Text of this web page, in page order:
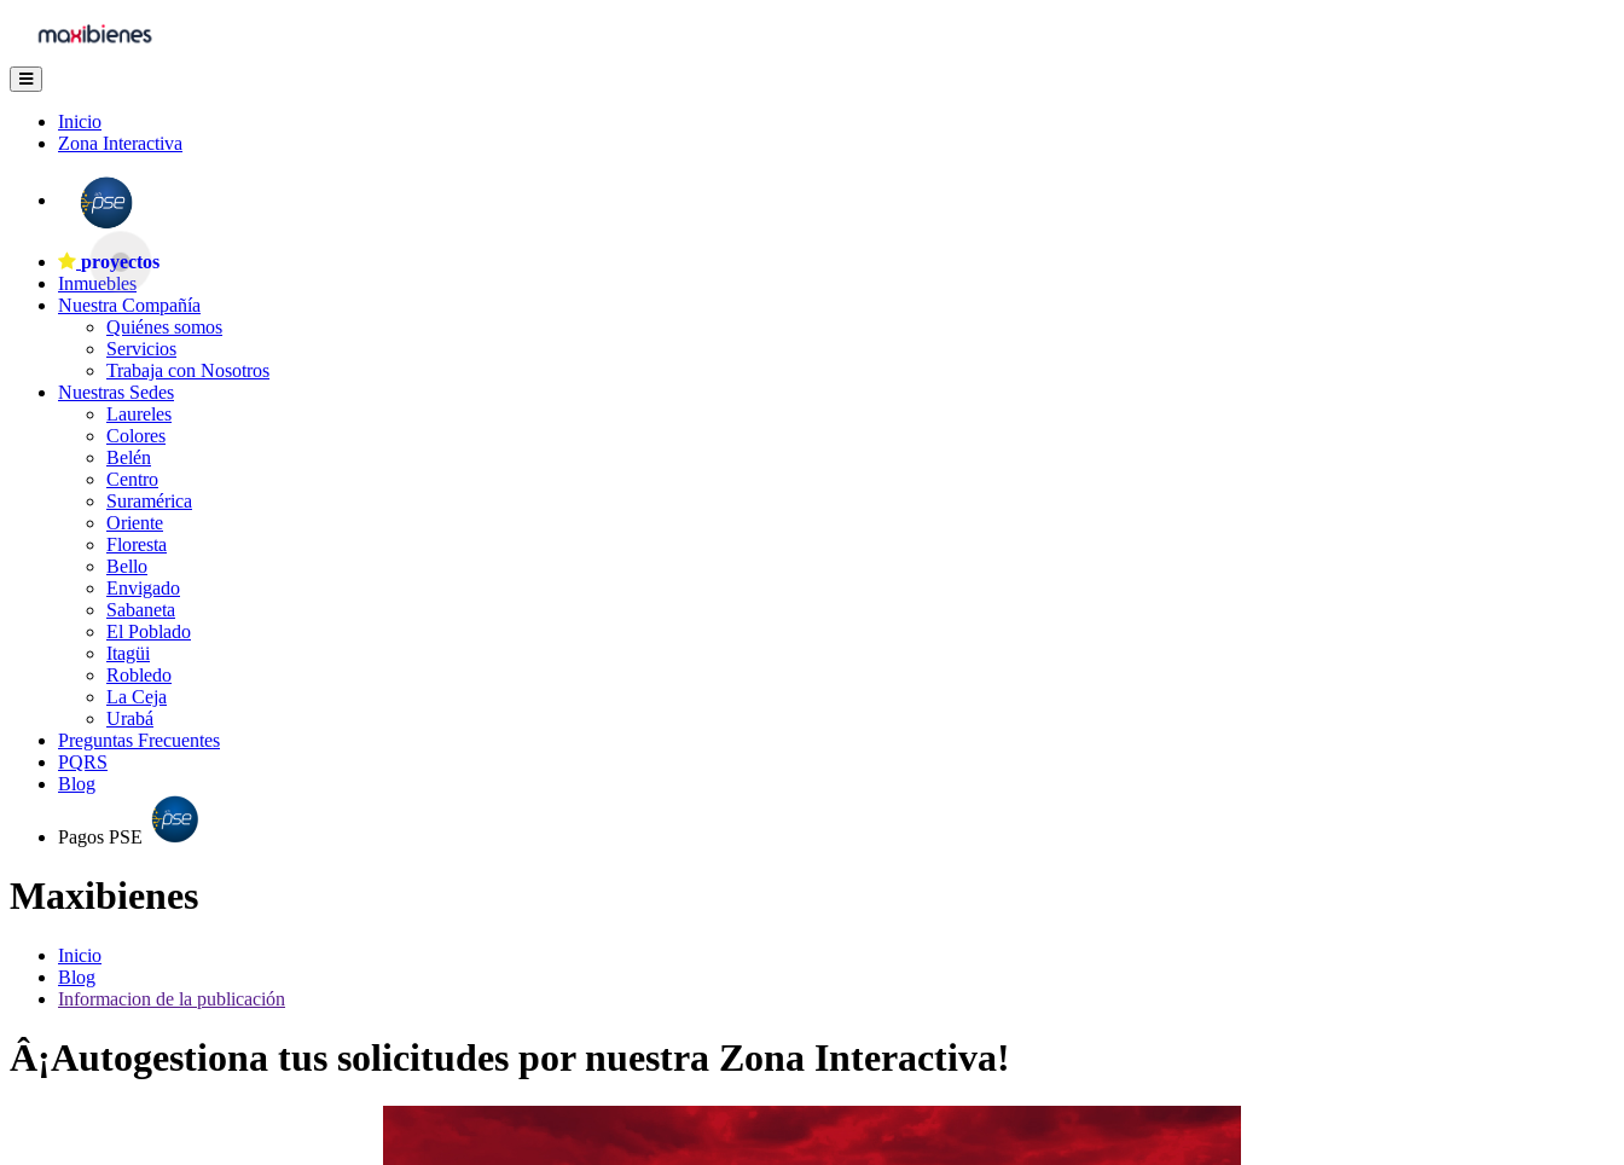
Inicio
Zona Interactiva
proyectos
Inmuebles
Nuestra Compañía
Quiénes somos
Servicios
Trabaja con Nosotros
Nuestras Sedes
Laureles
Colores
Belén
Centro
Suramérica
Oriente
Floresta
Bello
Envigado
Sabaneta
El Poblado
Itagüi
Robledo
La Ceja
Urabá
Preguntas Frecuentes
PQRS
Blog
Pagos PSE
Maxibienes
Inicio
Blog
Informacion de la publicación
Â¡Autogestiona tus solicitudes por nuestra Zona Interactiva!